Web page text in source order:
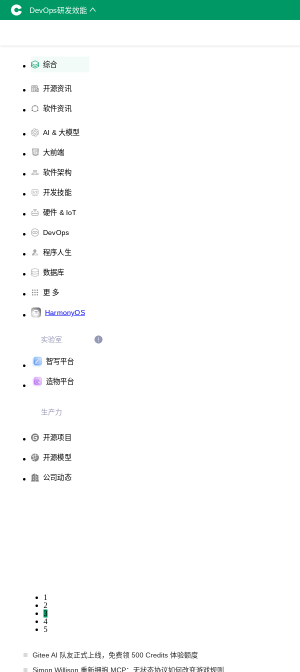
DevOps研发效能
综合
开源资讯
软件资讯
AI & 大模型
大前端
软件架构
开发技能
硬件 & IoT
DevOps
程序人生
数据库
更 多
HarmonyOS
实验室
智写平台
造物平台
生产力
开源项目
开源模型
公司动态
1
2
3
4
5
Gitee AI 队友正式上线，免费领 500 Credits 体验额度
Simon Willison 重新拥抱 MCP：无状态协议如何改变游戏规则